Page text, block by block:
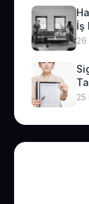
İş
26
25